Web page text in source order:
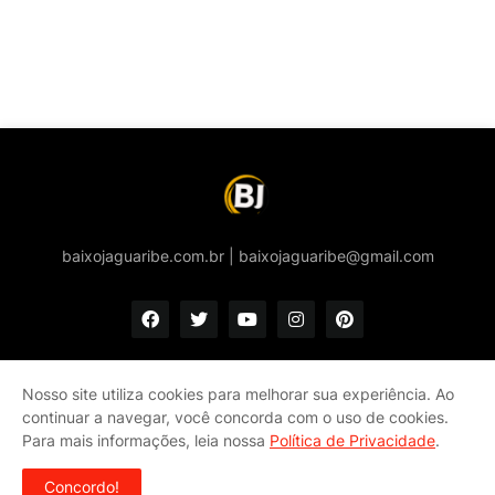
baixojaguaribe.com.br | baixojaguaribe@gmail.com
Copyright ©
Início Quem somos
Política de privacidade e Cookies
Fale conosco
Nosso site utiliza cookies para melhorar sua experiência. Ao
continuar a navegar, você concorda com o uso de cookies.
Para mais informações, leia nossa Política de Privacidade.
Concordo!